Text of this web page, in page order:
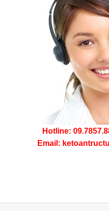
Hotline:
Email: